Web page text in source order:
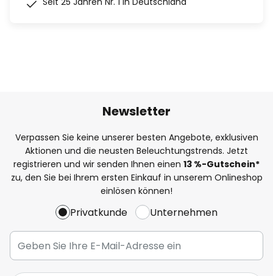
Newsletter
Verpassen Sie keine unserer besten Angebote, exklusiven
Aktionen und die neusten Beleuchtungstrends. Jetzt
registrieren und wir senden Ihnen einen 13 %-Gutschein*
zu, den Sie bei Ihrem ersten Einkauf in unserem Onlineshop
einlösen können!
Privatkunde Unternehmen